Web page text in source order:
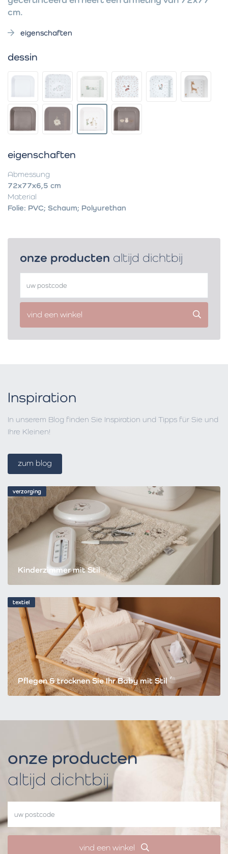
cm.
eigenschaften
dessin
eigenschaften
Abmessung
72x77x6,5 cm
Material
Folie: PVC; Schaum; Polyurethan
onze producten altijd dichtbij
vind een winkel
verzorging
Kinderzimmer mit Stil
textiel
Pflegen & trocknen Sie Ihr Baby mit Stil
Inspiration
In unserem Blog finden Sie Inspiration und Tipps für Sie und
Ihre Kleinen!
zum blog
onze producten
altijd dichtbij
vind een winkel